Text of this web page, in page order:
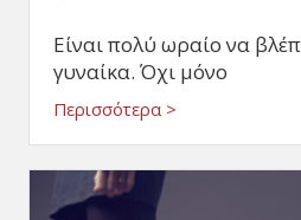
Είναι πολύ ωραίο να
γυναίκα. Όχι μόνο
Περισσότερα >